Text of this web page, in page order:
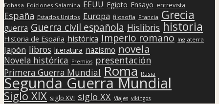
Edhasa Ediciones Salamina EEUU Egipto Ensayo entrevista
España Estados Unidos Europa filosofía Francia Grecia
guerra Guerra civil española Hislibris historia
Historia de España histórica Imperio romano Inglaterra
Japón libros literatura nazismo novela
Novela histórica Premios presentación
Primera Guerra Mundial Roma Rusia
Segunda Guerra Mundial
Siglo XIX siglo XVI siglo XX Viajes vikingos